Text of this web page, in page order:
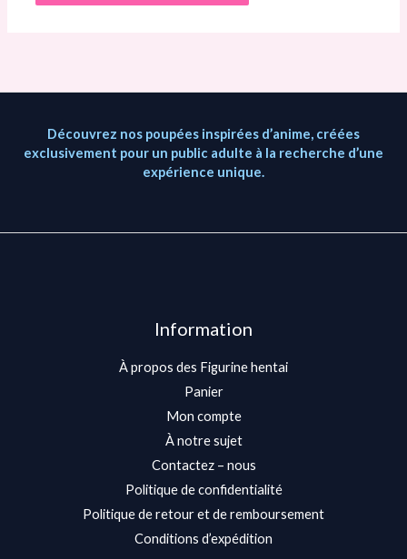
Découvrez nos poupées inspirées d’anime, créées
exclusivement pour un public adulte à la recherche d’une
expérience unique.
Information
À propos des Figurine hentai
Panier
Mon compte
À notre sujet
Contactez – nous
Politique de confidentialité
Politique de retour et de remboursement
Conditions d’expédition